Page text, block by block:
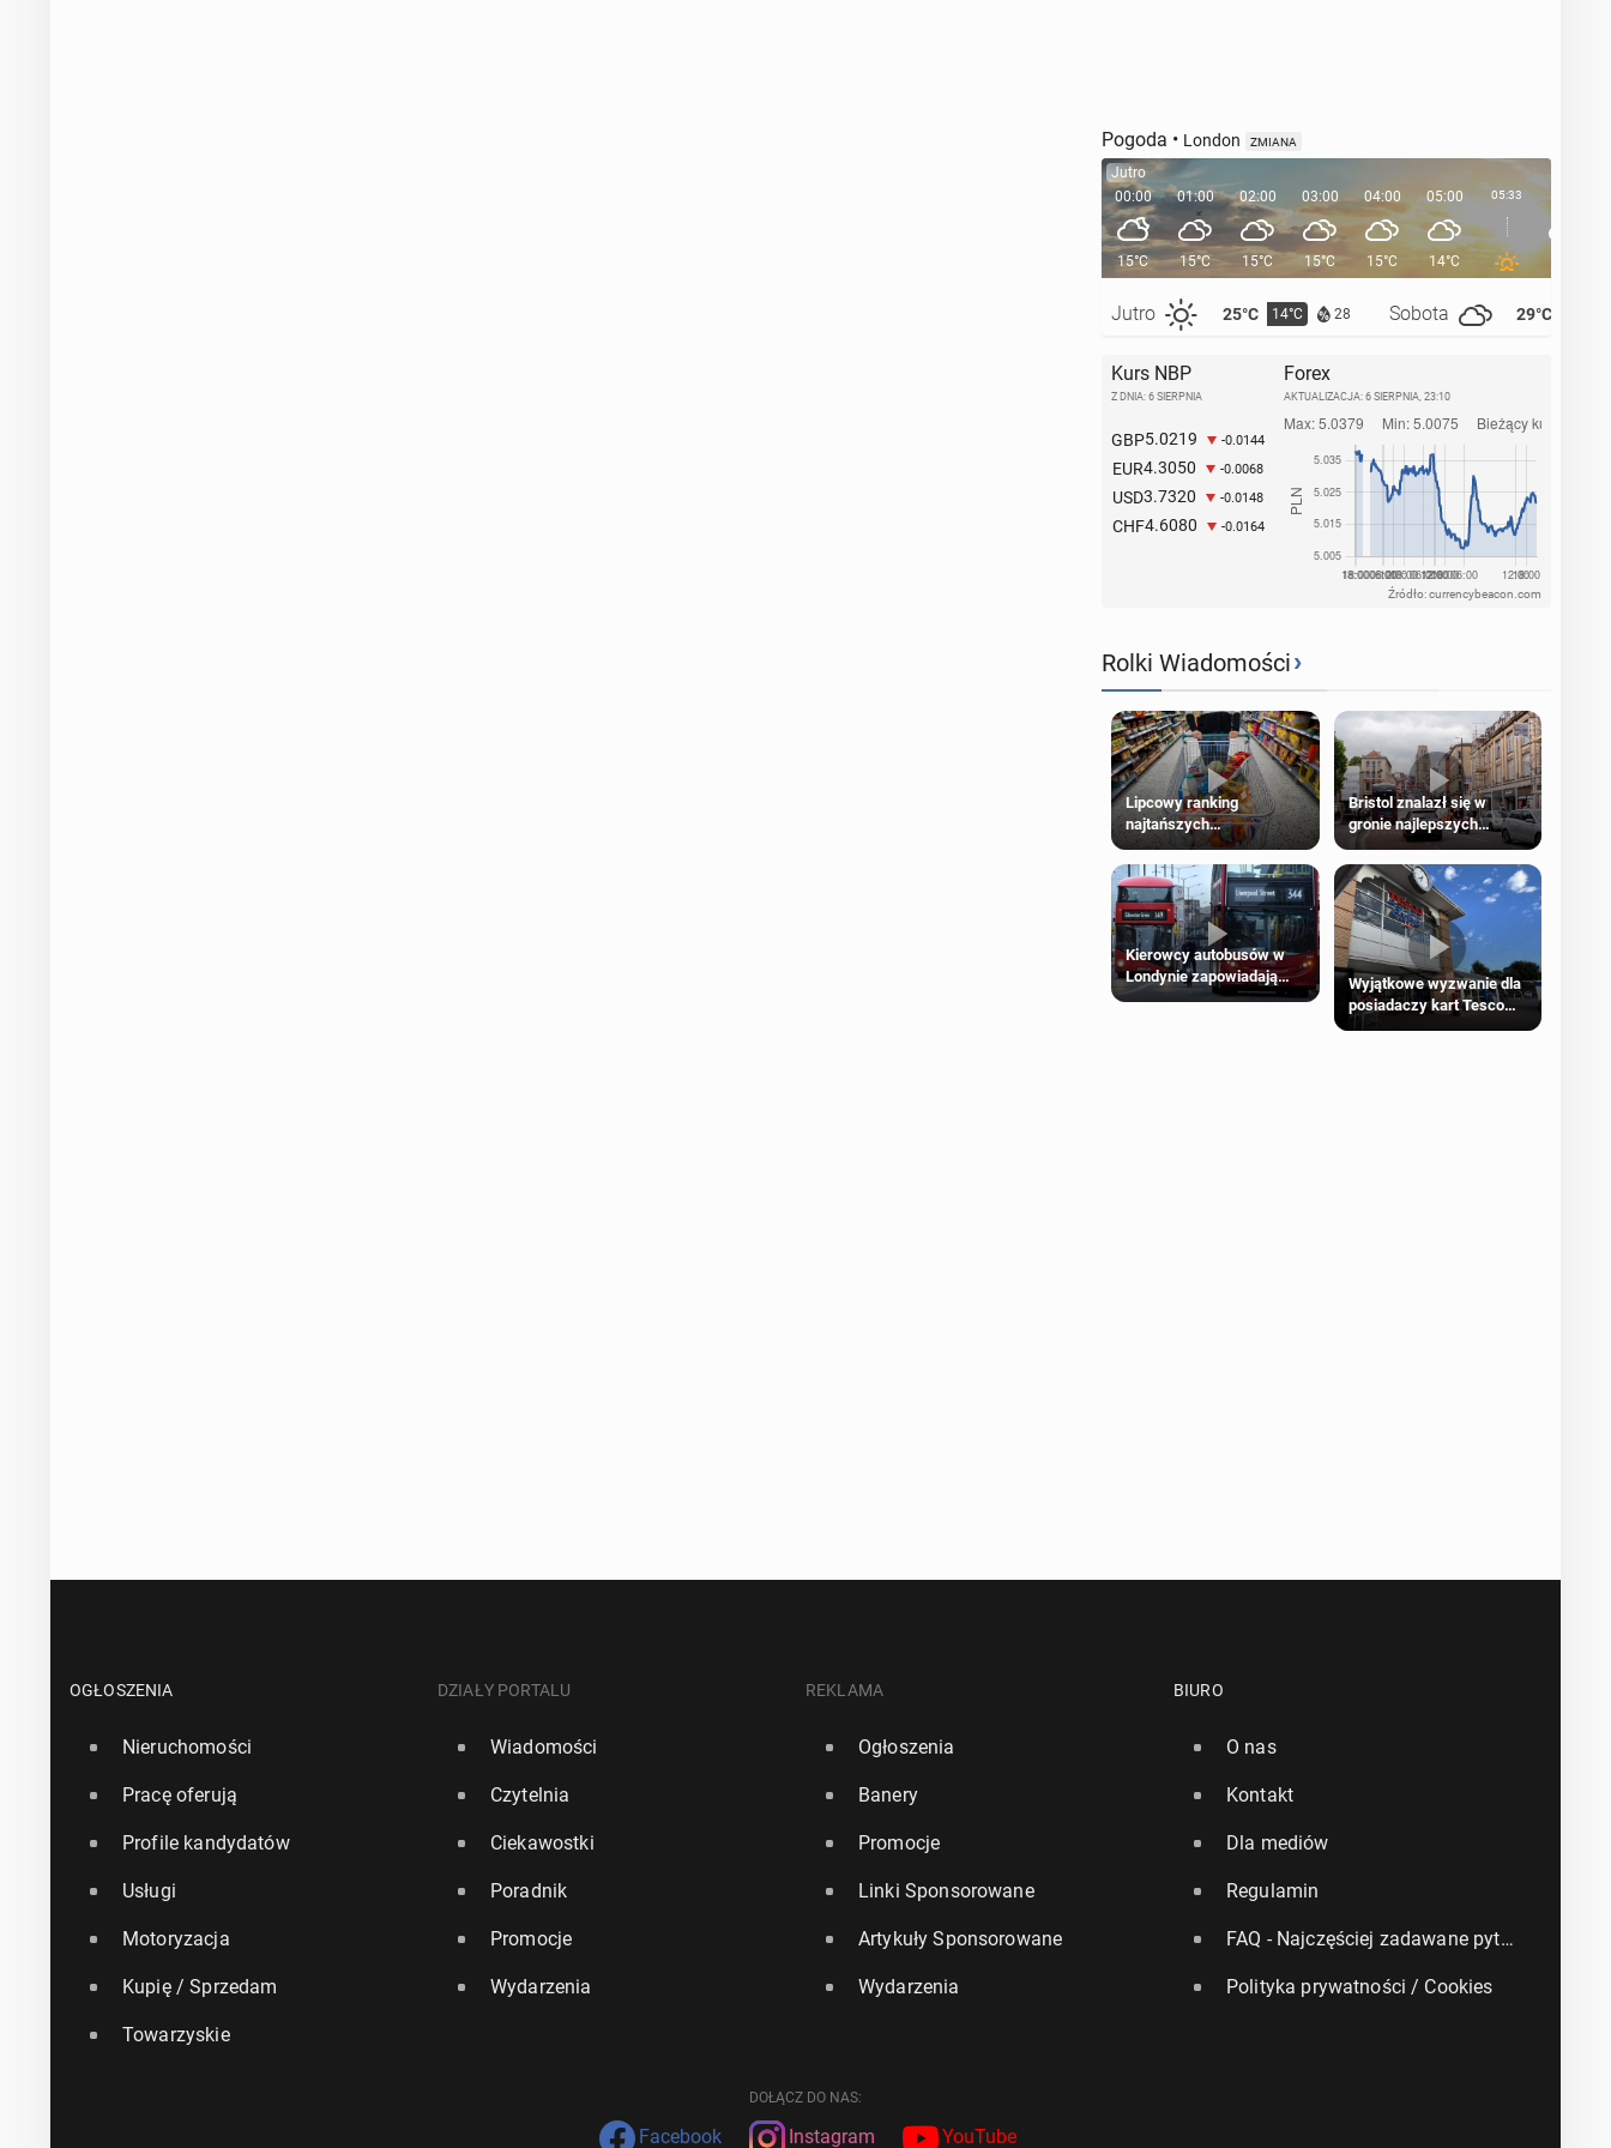
Pogoda • London ZMIANA
Jutro
00:00
15°C
Jutro 25°C 14°C 28 Sobota 29°C
01:00
15°C
02:00
15°C
03:00
15°C
04:00
15°C
05:00
14°C
05:33 06:00
Kurs NBP
Z DNIA: 6 SIERPNIA
GBP5.0219 -0.0144
EUR4.3050 -0.0068
USD3.7320 -0.0148
CHF4.6080 -0.0164
Forex
AKTUALIZACJA: 6 SIERPNIA, 23:10
Źródło: currencybeacon.com
Rolki Wiadomości›
Lipcowy ranking
najtańszych
supermarketów
Bristol znalazł się w
gronie najlepszych
kierunków podróży na
świecie
Kierowcy autobusów w
Londynie zapowiadają
strajki
Wyjątkowe wyzwanie dla
posiadaczy kart Tesco
Clubcard!
OGŁOSZENIA
Nieruchomości
Pracę oferują
Profile kandydatów
Usługi
Motoryzacja
Kupię / Sprzedam
Towarzyskie
DZIAŁY PORTALU
Wiadomości
Czytelnia
Ciekawostki
Poradnik
Promocje
Wydarzenia
REKLAMA
Ogłoszenia
Banery
Promocje
Linki Sponsorowane
Artykuły Sponsorowane
Wydarzenia
BIURO
O nas
Kontakt
Dla mediów
Regulamin
FAQ - Najczęściej zadawane pytania
Polityka prywatności / Cookies
DOŁĄCZ DO NAS:
Facebook Instagram YouTube